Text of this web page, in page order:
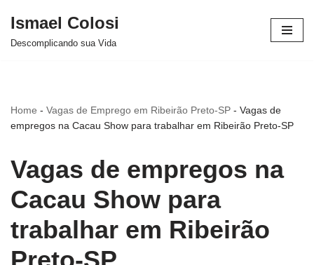
Avançar
Ismael Colosi
Descomplicando sua Vida
Home - Vagas de Emprego em Ribeirão Preto-SP - Vagas de
empregos na Cacau Show para trabalhar em Ribeirão Preto-SP
Vagas de empregos na
Cacau Show para
trabalhar em Ribeirão